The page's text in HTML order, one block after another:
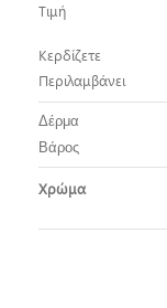
Τιμή
Κερδίζετε
Περιλαμβάνει
Δέρμα
Βάρος
Χρώμα